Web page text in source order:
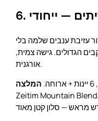
— ייחודי
עזיבת ענבים שלמה בלי
הגדולים. גישה צמית,
אורגנית.
המלצה
Zeitim Mountain Blend.